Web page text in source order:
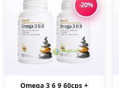
-20%
Omega 3 6 9 60cps +